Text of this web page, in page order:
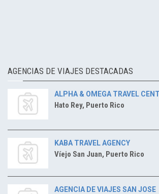
AGENCIAS DE VIAJES DESTACADAS
ALPHA & OMEGA TRAVEL
Hato Rey, Puerto Rico
KABA TRAVEL AGENCY
Víejo San Juan, Puerto Rico
AGENCIA DE VIAJES SAN JOSE